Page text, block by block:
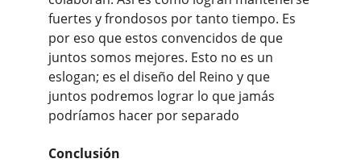
fuertes y frondosos por tanto tiempo. Es
por eso que estos convencidos de que
juntos somos mejores. Esto no es un
eslogan; es el diseño del Reino y que
juntos podremos lograr lo que jamás
podríamos hacer por separado
Conclusión